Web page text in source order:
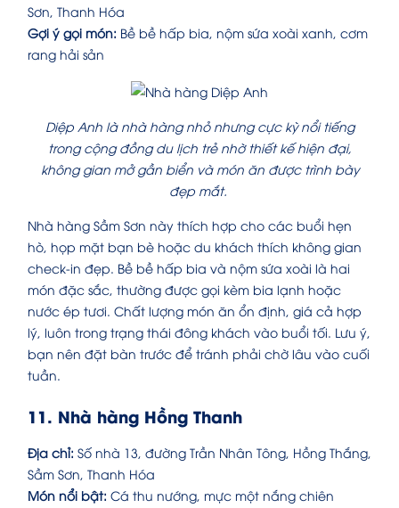
Sơn, Thanh Hóa
Gợi ý gọi món: Bề bề hấp bia, nộm sứa xoài xanh, cơm
rang hải sản
Diệp Anh là nhà hàng nhỏ nhưng cực kỳ nổi tiếng
trong cộng đồng du lịch trẻ nhờ thiết kế hiện đại,
không gian mở gần biển và món ăn được trình bày
đẹp mắt.
Nhà hàng Sầm Sơn này thích hợp cho các buổi hẹn
hò, họp mặt bạn bè hoặc du khách thích không gian
check-in đẹp. Bề bề hấp bia và nộm sứa xoài là hai
món đặc sắc, thường được gọi kèm bia lạnh hoặc
nước ép tươi. Chất lượng món ăn ổn định, giá cả hợp
lý, luôn trong trạng thái đông khách vào buổi tối. Lưu ý,
bạn nên đặt bàn trước để tránh phải chờ lâu vào cuối
tuần.
11. Nhà hàng Hồng Thanh
Địa chỉ: Số nhà 13, đường Trần Nhân Tông, Hồng Thắng,
Sầm Sơn, Thanh Hóa
Món nổi bật: Cá thu nướng, mực một nắng chiên